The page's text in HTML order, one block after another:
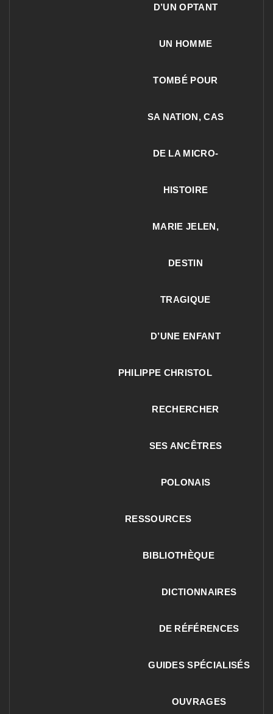
D’UN OPTANT
UN HOMME
TOMBÉ POUR
SA NATION, CAS
DE LA MICRO-
HISTOIRE
MARIE JELEN,
DESTIN
TRAGIQUE
D’UNE ENFANT
PHILIPPE CHRISTOL
RECHERCHER
SES ANCÊTRES
POLONAIS
RESSOURCES
BIBLIOTHÈQUE
DICTIONNAIRES
DE RÉFÉRENCES
GUIDES SPÉCIALISÉS
OUVRAGES